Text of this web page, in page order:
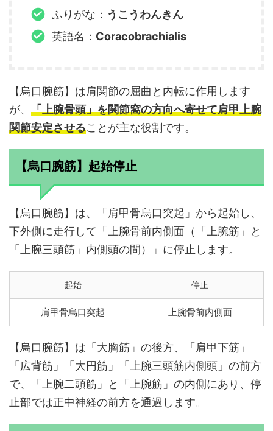
ふりがな： うこうわんきん
英語名： Coracobrachialis
【烏口腕筋】は肩関節の屈曲と内転に作用します
が、 「上腕骨頭」を関節窩の方向へ寄せて肩甲上腕
関節安定させることが主な役割です。
【烏口腕筋】起始停止
【烏口腕筋】は、「肩甲骨烏口突起」から起始し、
下外側に走行して「上腕骨前内側面（「上腕筋」と
「上腕三頭筋」内側頭の間）」に停止します。
起始 停止
肩甲骨烏口突起 上腕骨前内側面
【烏口腕筋】は「大胸筋」の後方、「肩甲下筋」
「広背筋」「大円筋」「上腕三頭筋内側頭」の前方
で、「上腕二頭筋」と「上腕筋」の内側にあり、停
止部では正中神経の前方を通過します。